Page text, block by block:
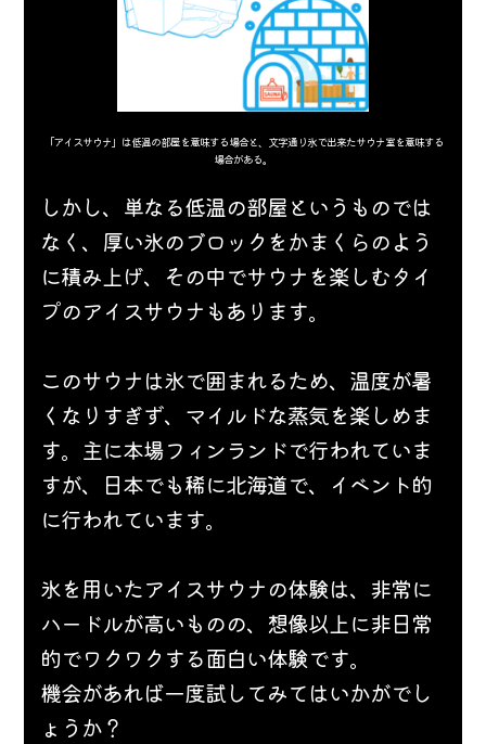
「アイスサウナ」は低温の部屋を意味する場合と、文字通り氷で出来たサウナ室を意味する
場合がある。
しかし、単なる低温の部屋というものでは
なく、厚い氷のブロックをかまくらのよう
に積み上げ、その中でサウナを楽しむタイ
プのアイスサウナもあります。
このサウナは氷で囲まれるため、温度が暑
くなりすぎず、マイルドな蒸気を楽しめま
す。主に本場フィンランドで行われていま
すが、日本でも稀に北海道で、イベント的
に行われています。
氷を用いたアイスサウナの体験は、非常に
ハードルが高いものの、想像以上に非日常
的でワクワクする面白い体験です。
機会があれば一度試してみてはいかがでし
ょうか？